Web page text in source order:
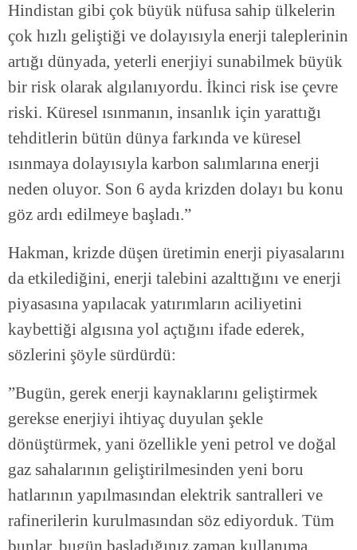
Hindistan gibi çok büyük nüfusa sahip ülkelerin
çok hızlı geliştiği ve dolayısıyla enerji taleplerinin
artığı dünyada, yeterli enerjiyi sunabilmek büyük
bir risk olarak algılanıyordu. İkinci risk ise çevre
riski. Küresel ısınmanın, insanlık için yarattığı
tehditlerin bütün dünya farkında ve küresel
ısınmaya dolayısıyla karbon salımlarına enerji
neden oluyor. Son 6 ayda krizden dolayı bu konu
göz ardı edilmeye başladı.”
Hakman, krizde düşen üretimin enerji piyasalarını
da etkilediğini, enerji talebini azalttığını ve enerji
piyasasına yapılacak yatırımların aciliyetini
kaybettiği algısına yol açtığını ifade ederek,
sözlerini şöyle sürdürdü:
”Bugün, gerek enerji kaynaklarını geliştirmek
gerekse enerjiyi ihtiyaç duyulan şekle
dönüştürmek, yani özellikle yeni petrol ve doğal
gaz sahalarının geliştirilmesinden yeni boru
hatlarının yapılmasından elektrik santralleri ve
rafinerilerin kurulmasından söz ediyorduk. Tüm
bunlar, bugün başladığınız zaman kullanıma